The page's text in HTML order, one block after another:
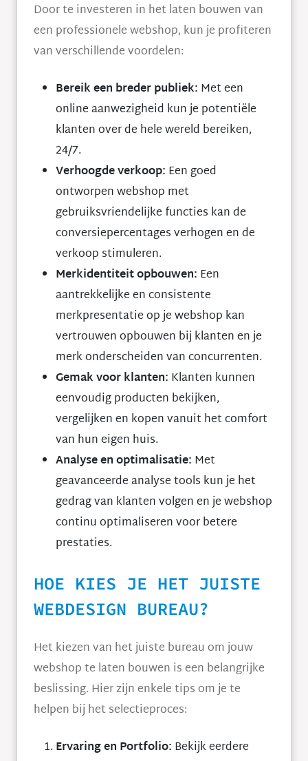
Door te investeren in het laten bouwen van
een professionele webshop, kun je profiteren
van verschillende voordelen:
Bereik een breder publiek: Met een
online aanwezigheid kun je potentiële
klanten over de hele wereld bereiken,
24/7.
Verhoogde verkoop: Een goed
ontworpen webshop met
gebruiksvriendelijke functies kan de
conversiepercentages verhogen en de
verkoop stimuleren.
Merkidentiteit opbouwen: Een
aantrekkelijke en consistente
merkpresentatie op je webshop kan
vertrouwen opbouwen bij klanten en je
merk onderscheiden van concurrenten.
Gemak voor klanten: Klanten kunnen
eenvoudig producten bekijken,
vergelijken en kopen vanuit het comfort
van hun eigen huis.
Analyse en optimalisatie: Met
geavanceerde analyse tools kun je het
gedrag van klanten volgen en je webshop
continu optimaliseren voor betere
prestaties.
HOE KIES JE HET JUISTE
WEBDESIGN BUREAU?
Het kiezen van het juiste bureau om jouw
webshop te laten bouwen is een belangrijke
beslissing. Hier zijn enkele tips om je te
helpen bij het selectieproces:
Ervaring en Portfolio: Bekijk eerdere